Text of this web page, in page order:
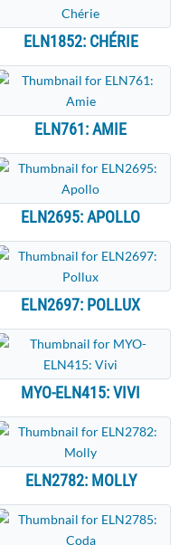
ELN1852: CHÉRIE
ELN761: AMIE
ELN2695: APOLLO
ELN2697: POLLUX
MYO-ELN415: VIVI
ELN2782: MOLLY